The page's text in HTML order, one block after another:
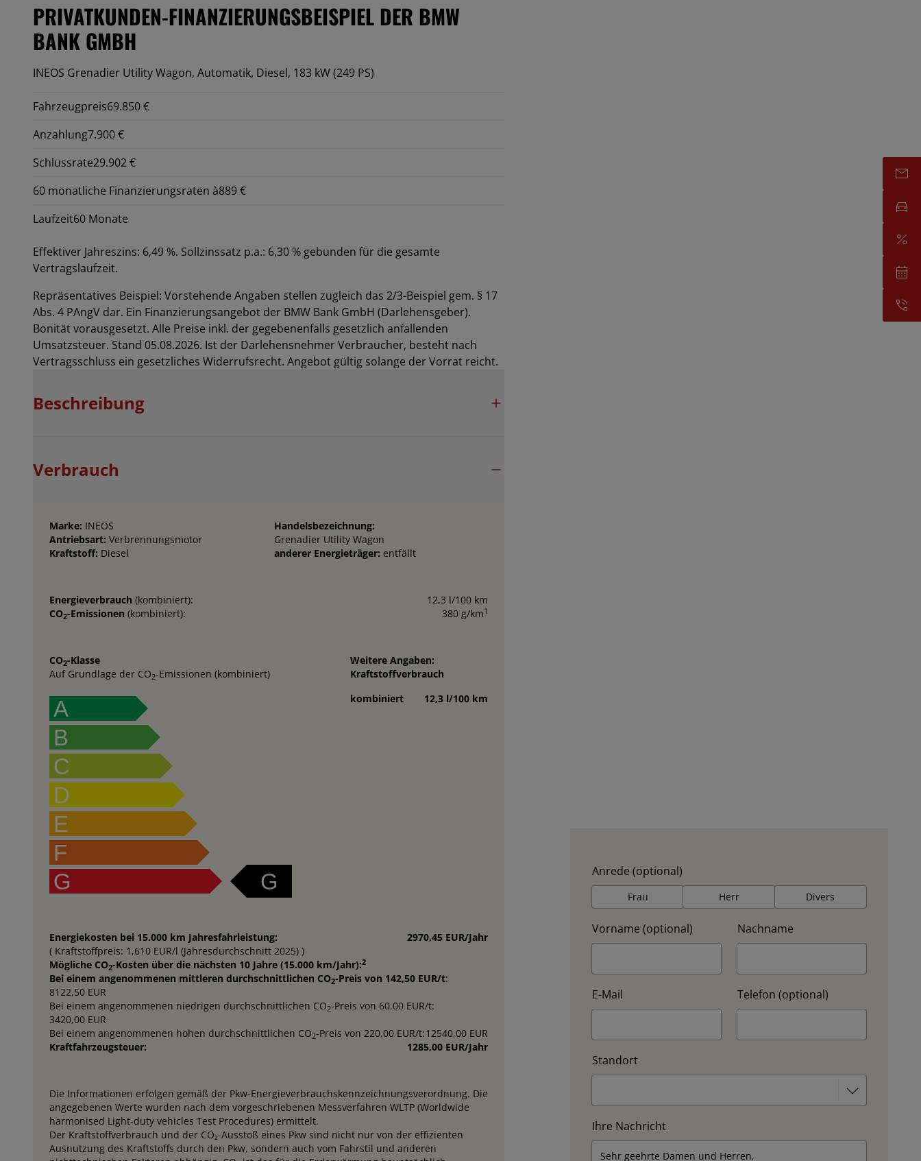
PRIVATKUNDEN-FINANZIERUNGSBEISPIEL DER BMW
BANK GMBH
INEOS Grenadier Utility Wagon, Automatik, Diesel, 183 kW (249 PS)
Fahrzeugpreis69.850 €
Anzahlung7.900 €
Schlussrate29.902 €
60 monatliche Finanzierungsraten à889 €
Laufzeit60 Monate
Effektiver Jahreszins: 6,49 %. Sollzinssatz p.a.: 6,30 % gebunden für die gesamte
Vertragslaufzeit.
Repräsentatives Beispiel: Vorstehende Angaben stellen zugleich das 2/3-Beispiel gem. § 17
Abs. 4 PAngV dar. Ein Finanzierungsangebot der BMW Bank GmbH (Darlehensgeber).
Bonität vorausgesetzt. Alle Preise inkl. der gegebenenfalls gesetzlich anfallenden
Umsatzsteuer. Stand 05.08.2026. Ist der Darlehensnehmer Verbraucher, besteht nach
Vertragsschluss ein gesetzliches Widerrufsrecht. Angebot gültig solange der Vorrat reicht.
Beschreibung
Verbrauch
Marke: INEOS
Antriebsart: Verbrennungsmotor
Kraftstoff: Diesel
Handelsbezeichnung:
Grenadier Utility Wagon
anderer Energieträger: entfällt
Energieverbrauch (kombiniert):
12,3 l/100 km
CO2-Emissionen (kombiniert): 380 g/km1
CO2-Klasse
Auf Grundlage der CO2-Emissionen (kombiniert)
A
B
C
D
E
F
G
G
Weitere Angaben:
Kraftstoffverbrauch
kombiniert
12,3 l/100 km
Energiekosten bei 15.000 km Jahresfahrleistung:
2970,45 EUR/Jahr
( Kraftstoffpreis: 1,610 EUR/l (Jahresdurchschnitt 2025) )
Mögliche CO2-Kosten über die nächsten 10 Jahre (15.000 km/Jahr):2
Bei einem angenommenen mittleren durchschnittlichen CO2-Preis von 142,50 EUR/t:
8122,50 EUR
Bei einem angenommenen niedrigen durchschnittlichen CO2-Preis von 60,00 EUR/t:
3420,00 EUR
Bei einem angenommenen hohen durchschnittlichen CO2-Preis von 220,00 EUR/t:12540,00 EUR
Kraftfahrzeugsteuer:
1285,00 EUR/Jahr
Die Informationen erfolgen gemäß der Pkw-Energieverbrauchskennzeichnungsverordnung. Die
angegebenen Werte wurden nach dem vorgeschriebenen Messverfahren WLTP (Worldwide
harmonised Light-duty vehicles Test Procedures) ermittelt.
Der Kraftstoffverbrauch und der CO₂-Ausstoß eines Pkw sind nicht nur von der effizienten
Ausnutzung des Kraftstoffs durch den Pkw, sondern auch vom Fahrstil und anderen
Anrede (optional)
Frau Herr Divers
Vorname (optional) Nachname
E-Mail Telefon (optional)
Standort
Ihre Nachricht